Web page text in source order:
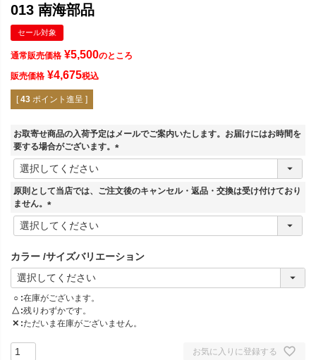
013 南海部品
セール対象
通常販売価格 ¥5,500のところ
販売価格 ¥4,675税込
[ 43 ポイント進呈 ]
お取寄せ商品の入荷予定はメールでご案内いたします。お届けにはお時間を
要する場合がございます。
(
須
原則として当店では、ご注文後のキャンセル・返品・交換は受け付けており
ません。
(
必
)
カラー サイズバリエーション
○ 在庫がございます。
△ 残りわずかです。
✕ ただいま在庫がございません。
お気に入りに登録する